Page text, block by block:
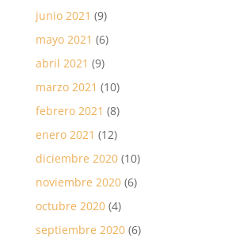
junio 2021 (9)
mayo 2021 (6)
abril 2021 (9)
marzo 2021 (10)
febrero 2021 (8)
enero 2021 (12)
diciembre 2020(10)
noviembre 2020(6)
octubre 2020(4)
septiembre 2020(6)